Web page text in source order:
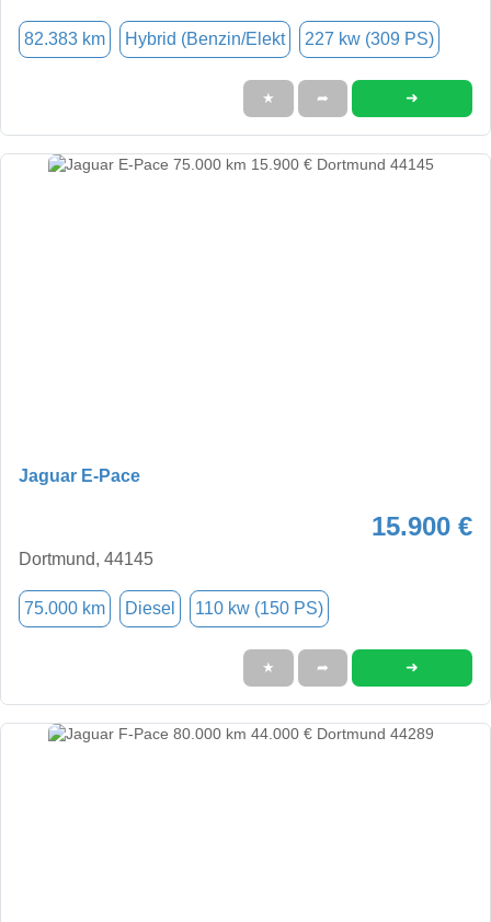
82.383 km Hybrid (Benzin/Elekt 227 kw (309 PS)
★ ➦ ➜
Jaguar E-Pace
15.900 €
Dortmund, 44145
75.000 km Diesel 110 kw (150 PS)
★ ➦ ➜